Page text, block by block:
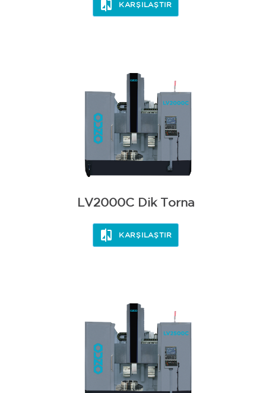
KARŞILAŞTIR
LV2000C Dik Torna
KARŞILAŞTIR